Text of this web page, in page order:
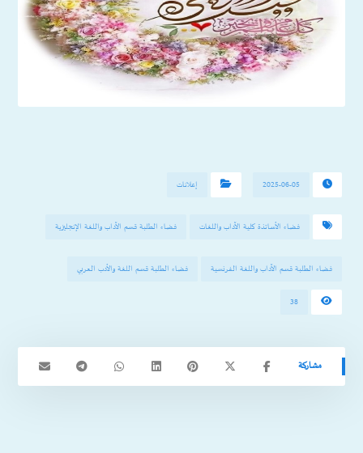
2025-06-05 إعلانات
فضاء الأساتذة كلية الآداب واللغات فضاء الطلبة قسم الآداب واللغة الإنجليزية
فضاء الطلبة قسم الآداب واللغة الفرنسية فضاء الطلبة قسم اللغة والأدب العربي
38